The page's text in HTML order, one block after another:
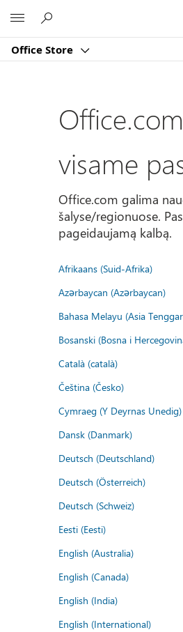
Office Store
Office.com
visame
Office.com galima
šalyse/regionuose.
pageidaujamą kalbą.
Afrikaans (Suid-Afrika)
Azərbaycan (Azərbaycan)
Bahasa Melayu (Asia
Bosanski (Bosna i
Català (català)
Čeština (Česko)
Cymraeg (Y Deyrnas Unedig)
Dansk (Danmark)
Deutsch (Deutschland)
Deutsch (Österreich)
Deutsch (Schweiz)
Eesti (Eesti)
English (Australia)
English (Canada)
English (India)
English (International)